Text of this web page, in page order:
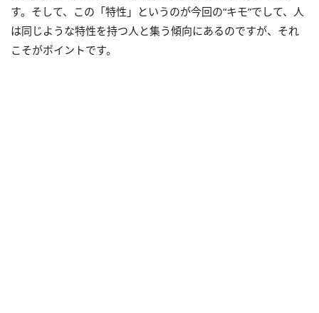
す。そして、この「特性」というのが今回の“キモ”でして、人
は同じような特性を持つ人と集う傾向にあるのですが、それ
こそがポイントです。